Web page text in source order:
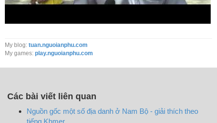
My blog: tuan.nguoianphu.com
My games: play.nguoianphu.com
Các bài viết liên quan
Nguồn gốc một số địa danh ở Nam Bộ - giải thích theo
tiếng Khmer